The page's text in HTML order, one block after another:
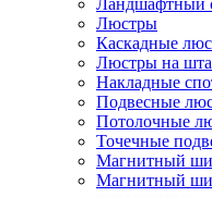
Ландшафтный
Люстры
Каскадные
Люстры на
Накладные
Подвесные
Потолочные
Точечные
Магнитный
Магнитный